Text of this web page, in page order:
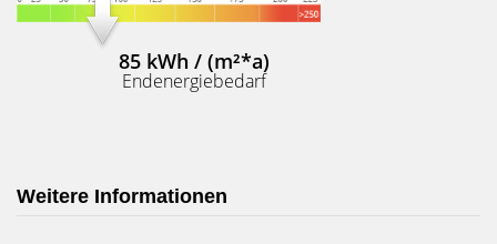
85 kWh / (m²*a)
Endenergiebedarf
Weitere Informationen